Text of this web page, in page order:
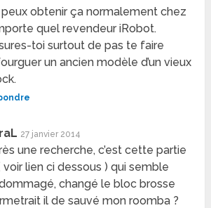
peux obtenir ça normalement chez
quel revendeur iRobot.
toi surtout de pas te faire
un ancien modèle d’un vieux
27 janvier 2014
une recherche, c’est cette partie
voir lien ci dessous ) qui semble
changé le bloc brosse
il de sauvé mon roomba ?